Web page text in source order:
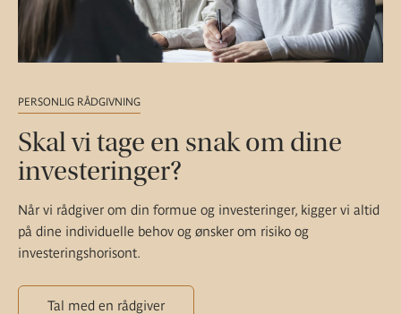
PERSONLIG RÅDGIVNING
Skal vi tage en snak om dine
investeringer?
Når vi rådgiver om din formue og investeringer, kigger vi altid
på dine individuelle behov og ønsker om risiko og
investeringshorisont.
Tal med en rådgiver